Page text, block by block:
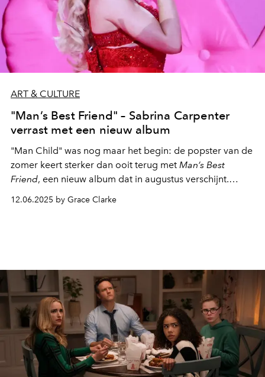
ART & CULTURE
"Man’s Best Friend" – Sabrina Carpenter
verrast met een nieuw album
"Man Child" was nog maar het begin: de popster van de
zomer keert sterker dan ooit terug met Man’s Best
Friend, een nieuw album dat in augustus verschijnt.
Bereid je voor: Sabrina Carpenter is nog lang niet
uitgespeeld.
12.06.2025 by Grace Clarke